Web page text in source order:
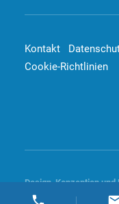
Kontakt
Cookie-Richtlinien
Design, Konzeption und
4dd communication